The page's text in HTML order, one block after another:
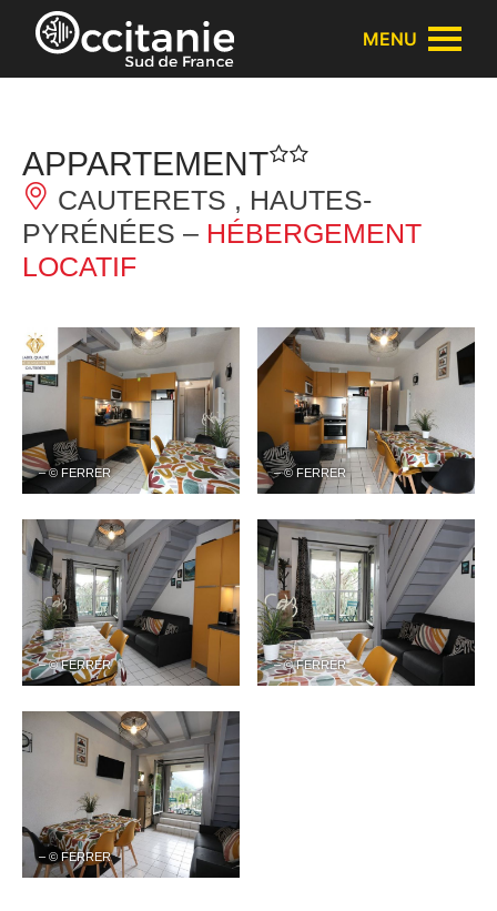
Panneau de gestion des cookies
MENU
APPARTEMENT
CAUTERETS , HAUTES-
PYRÉNÉES – HÉBERGEMENT
LOCATIF
– © FERRER – © FERRER
– © FERRER – © FERRER
– © FERRER